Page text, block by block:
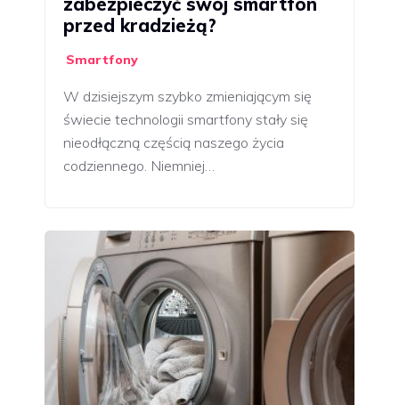
przed kradzieżą?
Smartfony
W dzisiejszym szybko zmieniającym się
świecie technologii smartfony stały się
nieodłączną częścią naszego życia
codziennego. Niemniej…